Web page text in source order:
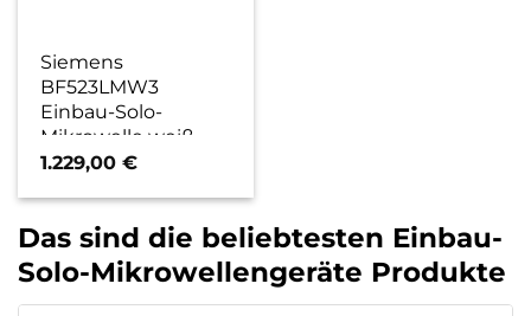
Siemens
BF523LMW3
Einbau-Solo-
Mikrowelle weiß
1.229,00€
Das sind die beliebtesten Einbau-
Solo-Mikrowellengeräte Produkte